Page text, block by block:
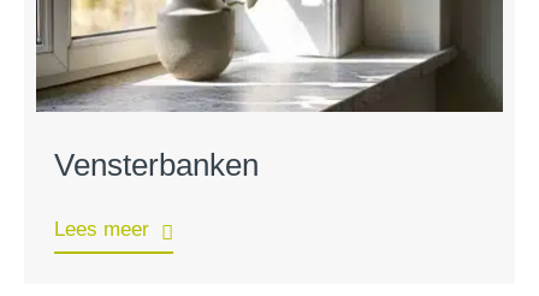
Vensterbanken
Lees meer